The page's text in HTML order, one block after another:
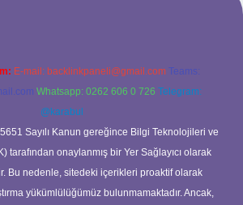
E-mail: backlinkpaneli@gmail.com Teams:
Whatsapp: 0262 606 0 726 Telegram:
@karabul
Sayılı Kanun gereğince Bilgi Teknolojileri ve
tarafından onaylanmış bir Yer Sağlayıcı olarak
Bu nedenle, sitedeki içerikleri proaktif olarak
yükümlülüğümüz bulunmamaktadır. Ancak,